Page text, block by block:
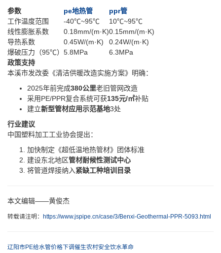
参数
pe地热管
ppr管
工作温度范围
-40℃~95℃
10℃~95℃
线性膨胀系数
0.18mm/(m·K)0.15mm/(m·K)
导热系数
0.45W/(m·K)
0.24W/(m·K)
爆破压力（95℃） 5.8MPa
6.3MPa
政策支持
本溪市发改委《清洁供暖改造实施方案》明确：
2025年前完成‌380公里‌老旧管网改造
采用PE/PPR复合系统可获‌135元/㎡‌补贴
建立‌新型管材应用示范基地‌3处
行业建议
中国塑料加工工业协会提出：
加快制定《超低温地热管材》团体标准
建设东北地区‌管材耐候性测试中心
将管道焊接纳入‌紧缺工种培训目录
本文编辑——黄俊杰
转载请注明： https://www.jspipe.cn/case/3/Benxi-Geothermal-PPR-5093.html
辽阳市PE给水管价格下调催生农村安全饮水革命